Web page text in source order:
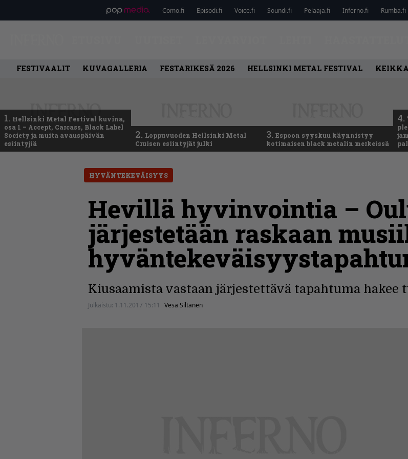
Como.fi Episodi.fi Voice.fi Soundi.fi Pelaaja.fi Inferno.fi Rumba.fi
FESTIVAALIT KUVAGALLERIA FESTARIKESÄ 2026 HELLSINKI METAL FESTIVAL
1. Hellsinki Metal Festival kuvina,
osa 1 – Accept, Carcass, Black Label
Society ja muita avauspäivän
esiintyjiä
2. Loppuvuoden Hellsinki Metal
Cruisen esiintyjät julki
3. Espoon syyskuu käynnistyy
kotimaisen black metalin merkeissä
4.
HYVÄNTEKEVÄISYYS
Hevillä hyvinvointia –
järjestetään raskaan
Kiusaamista vastaan järjestettävä tapahtuma hakee
Julkaistu: 1.11.2017 15:11 Vesa Siltanen